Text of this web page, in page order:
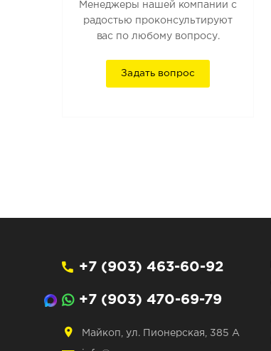
Менеджеры нашей компании с
радостью проконсультируют
вас по любому вопросу.
Задать вопрос
+7 (903) 463-60-92
+7 (903) 470-69-79
Майкоп, ул. Пионерская, 385 А